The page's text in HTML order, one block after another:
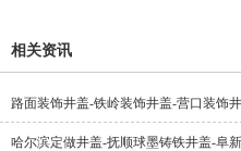
相关资讯
路面装饰井盖-铁岭装饰井盖-营口装饰
哈尔滨定做井盖-抚顺球墨铸铁井盖-阜